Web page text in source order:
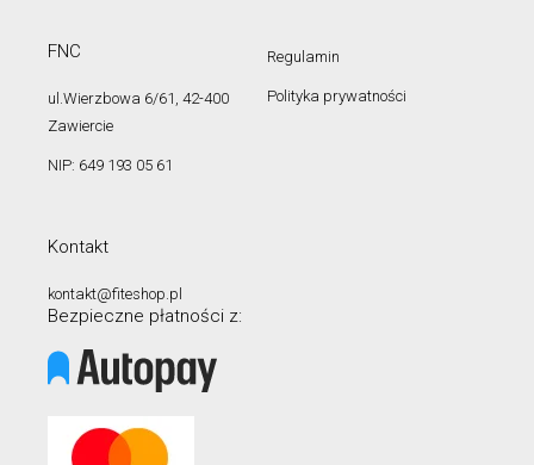
FNC
ul.Wierzbowa 6/61, 42-400
Zawiercie
NIP: 649 193 05 61
Regulamin
Polityka prywatności
Kontakt
kontakt@fiteshop.pl
Bezpieczne płatności z: